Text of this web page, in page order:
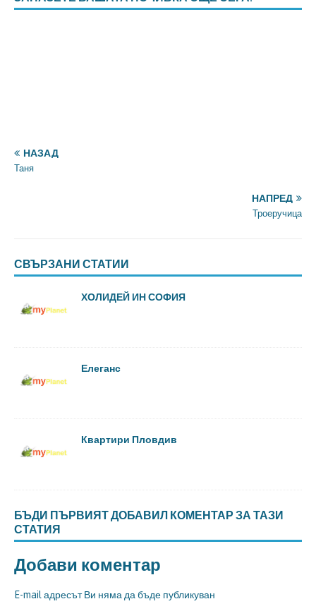
НАЗАД
Таня
НАПРЕД
Троеручица
СВЪРЗАНИ СТАТИИ
ХОЛИДЕЙ ИН СОФИЯ
Елеганс
Квартири Пловдив
БЪДИ ПЪРВИЯТ ДОБАВИЛ КОМЕНТАР ЗА ТАЗИ
СТАТИЯ
Добави коментар
E-mail адресът Ви няма да бъде публикуван